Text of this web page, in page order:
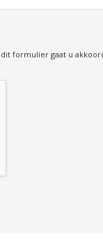
formulier gaat u